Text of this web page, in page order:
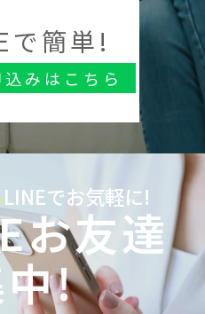
で簡単!
みはこちら
LINEでお気軽に!
お友達
中!